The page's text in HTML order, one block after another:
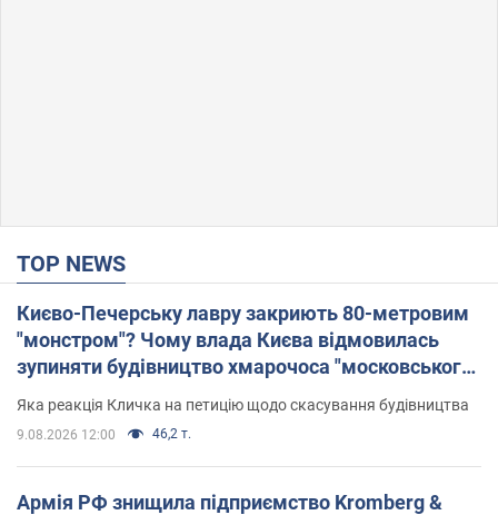
TOP NEWS
Києво-Печерську лавру закриють 80-метровим
"монстром"? Чому влада Києва відмовилась
зупиняти будівництво хмарочоса "московського
вірянина"
Яка реакція Кличка на петицію щодо скасування будівництва
9.08.2026 12:00 46,2 т.
Армія РФ знищила підприємство Kromberg &